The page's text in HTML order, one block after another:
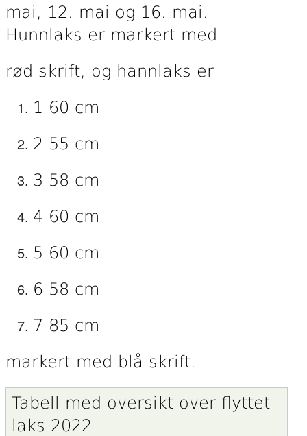
mai, 12. mai og 16. mai.
Hunnlaks er markert med
rød skrift, og hannlaks er
1 60 cm
2 55 cm
3 58 cm
4 60 cm
5 60 cm
6 58 cm
7 85 cm
markert med blå skrift.
Tabell med oversikt over flyttet
laks 2022